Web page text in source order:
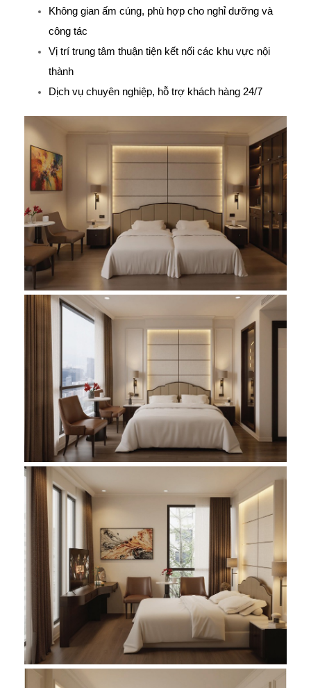
Không gian ấm cúng, phù hợp cho nghỉ dưỡng và
công tác
Vị trí trung tâm thuận tiện kết nối các khu vực nội
thành
Dịch vụ chuyên nghiệp, hỗ trợ khách hàng 24/7